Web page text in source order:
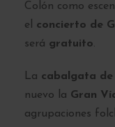
Colón como
el concierto de
será gratuito.
La cabalgata de
nuevo la Gran
agrupaciones